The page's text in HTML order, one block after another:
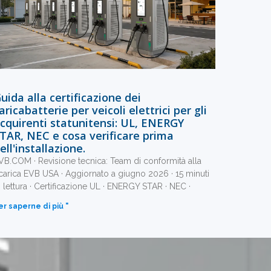
alla certificazione dei
per veicoli elettrici per gli
statunitensi: UL, ENERGY
NEC e cosa verificare prima
· Revisione tecnica: Team di conformità alla
EVB USA · Aggiornato a giugno 2026 · 15 minuti
lettura · Certificazione UL · ENERGY STAR · NEC ·
saperne di più "